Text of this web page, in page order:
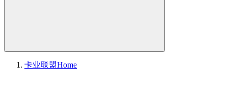
卡业联盟Home